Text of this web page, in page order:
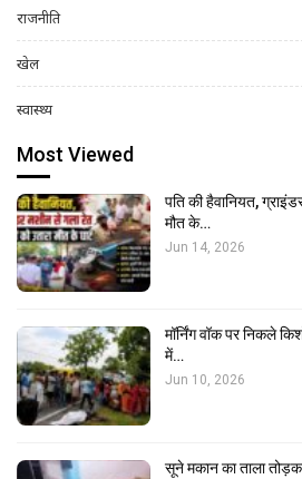
राजनीति
खेल
स्वास्थ्य
Most Viewed
पति की हैवानियत,
मौत के…
Jun 14, 2026
मॉर्निंग वॉक पर निकले
में…
Jun 10, 2026
सूने मकान का ताला